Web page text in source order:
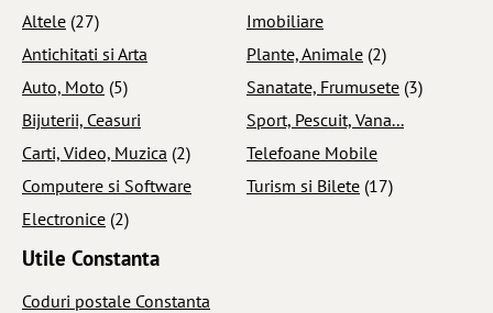
Altele (27)
Antichitati si Arta
Auto, Moto (5)
Bijuterii, Ceasuri
Carti, Video, Muzica (2)
Computere si Software
Electronice (2)
Imobiliare
Plante, Animale (2)
Sanatate, Frumusete (3)
Sport, Pescuit, Vana...
Telefoane Mobile
Turism si Bilete (17)
Utile Constanta
Coduri postale Constanta